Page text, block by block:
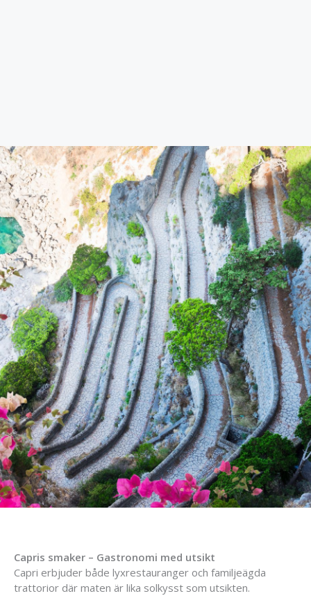
Capris smaker – Gastronomi med utsikt
Capri erbjuder både lyxrestauranger och familjeägda
trattorior där maten är lika solkysst som utsikten.